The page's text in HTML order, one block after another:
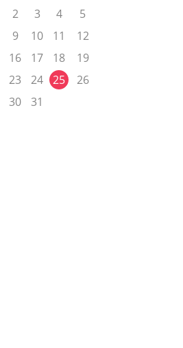
2 3 4
5
9 10 11
12
16 17 18
19
23 24 25
26
30 31